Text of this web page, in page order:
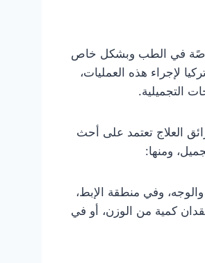
في الطب وبشكل خاص
لإجراء هذه العمليات،
التجميلية.
العلاج تعتمد على أحث
ومنها:
وفي منطقة الإبط،
كمية من الوزن، أو في